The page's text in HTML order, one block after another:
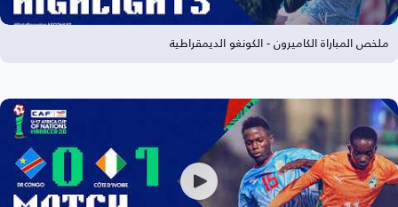
ملخص المباراة الكاميرون - الكونغو الديمقراطية